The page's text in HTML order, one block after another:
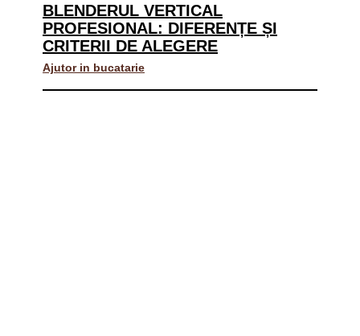
BLENDERUL VERTICAL
PROFESIONAL: DIFERENȚE ȘI
CRITERII DE ALEGERE
Ajutor in bucatarie